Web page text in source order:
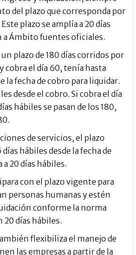
del plazo que corresponda por
plazo se amplía a 20 días
a Ámbito fuentes oficiales.
plazo de 180 días corridos por
cobra el día 60, tenía hasta
la fecha de cobro para liquidar.
desde el cobro. Si cobra el día
hábiles se pasan de los 180,
de servicios, el plazo
hábiles desde la fecha de
20 días hábiles.
con el plazo vigente para
personas humanas y estén
conforme la norma
20 días hábiles.
flexibiliza el manejo de
las empresas a partir de la